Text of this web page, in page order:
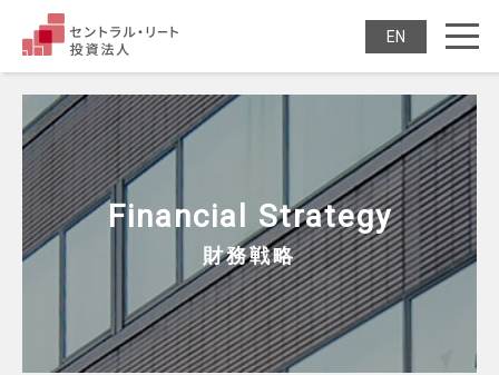
セントラル・リート
ENGLISH
Financial Strategy
財務戦略